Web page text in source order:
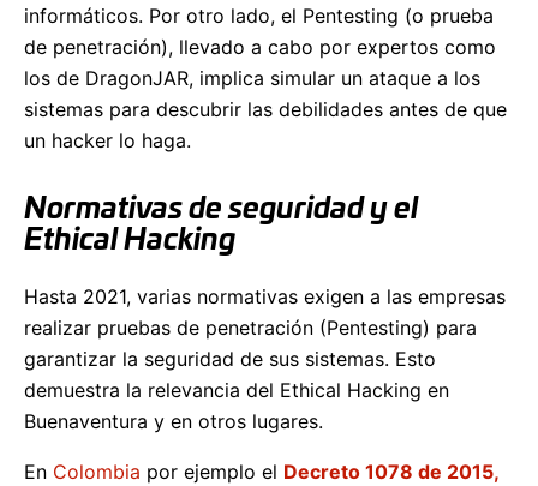
informáticos. Por otro lado, el Pentesting (o prueba
de penetración), llevado a cabo por expertos como
los de DragonJAR, implica simular un ataque a los
sistemas para descubrir las debilidades antes de que
un hacker lo haga.
Normativas de seguridad y el
Ethical Hacking
Hasta 2021, varias normativas exigen a las empresas
realizar pruebas de penetración (Pentesting) para
garantizar la seguridad de sus sistemas. Esto
demuestra la relevancia del Ethical Hacking en
Buenaventura y en otros lugares.
En Colombia por ejemplo el Decreto 1078 de 2015,